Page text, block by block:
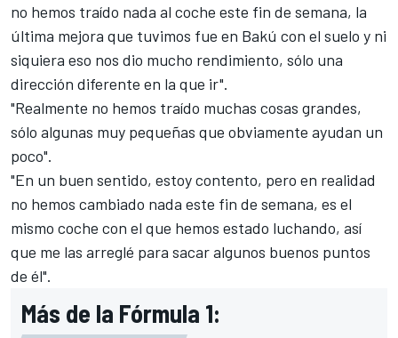
no hemos traído nada al coche este fin de semana, la
última mejora que tuvimos fue en Bakú con el suelo y ni
siquiera eso nos dio mucho rendimiento, sólo una
dirección diferente en la que ir".
"Realmente no hemos traído muchas cosas grandes,
sólo algunas muy pequeñas que obviamente ayudan un
poco".
"En un buen sentido, estoy contento, pero en realidad
no hemos cambiado nada este fin de semana, es el
mismo coche con el que hemos estado luchando, así
que me las arreglé para sacar algunos buenos puntos
de él".
Más de la Fórmula 1: